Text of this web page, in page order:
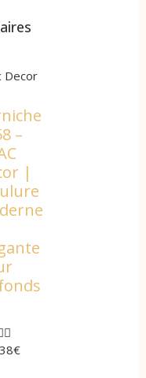
Decor
–
|

€